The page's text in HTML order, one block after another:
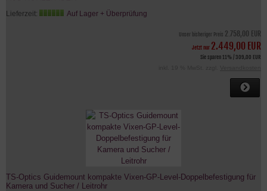
Lieferzeit: Auf Lager + Überprüfung
Unser bisheriger Preis 2.758,00 EUR
Jetzt nur 2.449,00 EUR
Sie sparen 11% / 309,00 EUR
TS-Optics Guidemount kompakte Vixen-GP-Level-Doppelbefestigung für
Kamera und Sucher / Leitrohr